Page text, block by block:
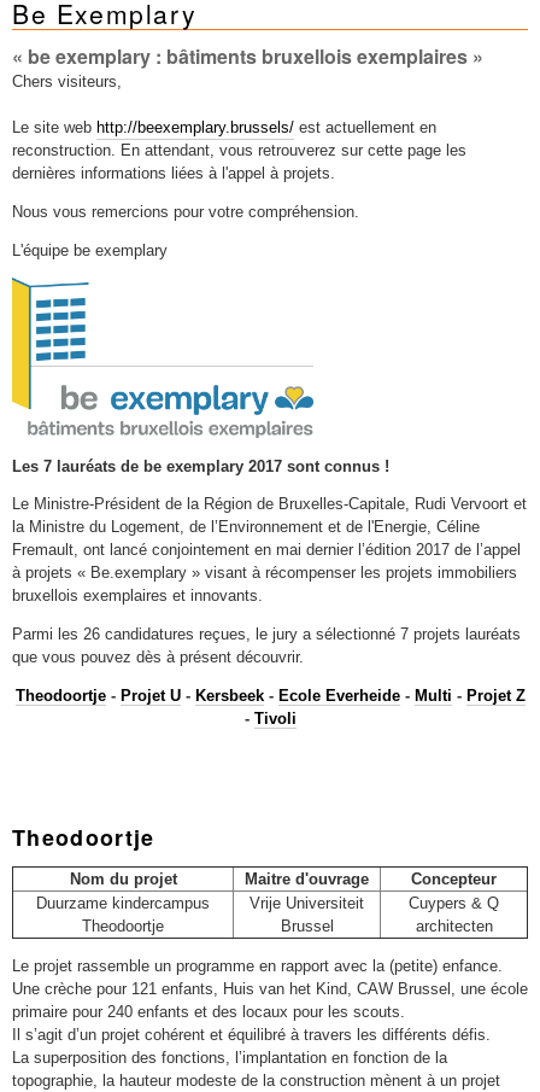
Mots-clés
Renseignements urbanistiques
Be Exemplary
« be exemplary : bâtiments bruxellois exemplaires »
Chers visiteurs,
Le site web http://beexemplary.brussels/ est actuellement en
reconstruction. En attendant, vous retrouverez sur cette page les
dernières informations liées à l'appel à projets.
Nous vous remercions pour votre compréhension.
L'équipe be exemplary
Les 7 lauréats de be exemplary 2017 sont connus !
Le Ministre-Président de la Région de Bruxelles-Capitale, Rudi Vervoort et
la Ministre du Logement, de l’Environnement et de l'Energie, Céline
Fremault, ont lancé conjointement en mai dernier l’édition 2017 de l’appel
à projets « Be.exemplary » visant à récompenser les projets immobiliers
bruxellois exemplaires et innovants.
Parmi les 26 candidatures reçues, le jury a sélectionné 7 projets lauréats
que vous pouvez dès à présent découvrir.
Theodoortje- Projet U- Kersbeek- Ecole Everheide- Multi - Projet Z
- Tivoli
Theodoortje
Nom du projet Maitre d'ouvrage
Concepteur
Duurzame kindercampus
Theodoortje
Vrije Universiteit
Brussel
Cuypers & Q
architecten
Le projet rassemble un programme en rapport avec la (petite) enfance.
Une crèche pour 121 enfants, Huis van het Kind, CAW Brussel, une école
primaire pour 240 enfants et des locaux pour les scouts.
Il s’agit d’un projet cohérent et équilibré à travers les différents défis.
La superposition des fonctions, l’implantation en fonction de la
topographie, la hauteur modeste de la construction mènent à un projet